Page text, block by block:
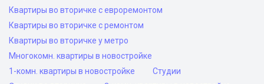
Квартиры во вторичке с евроремонтом
Квартиры во вторичке с ремонтом
Квартиры во вторичке у метро
Многокомн. квартиры в новостройке
1-комн. квартиры в новостройке
Студии